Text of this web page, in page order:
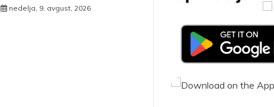
nedelja, 9. avgust, 2026